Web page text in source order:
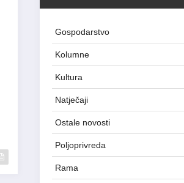
Gospodarstvo
Kolumne
Kultura
Natječaji
Ostale novosti
Poljoprivreda
Rama